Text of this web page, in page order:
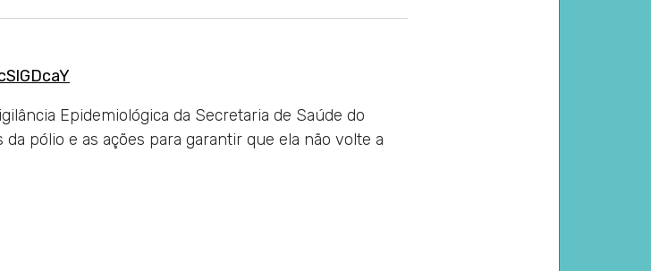
Epidemiológica da Secretaria de Saúde do
pólio e as ações para garantir que ela não volte a